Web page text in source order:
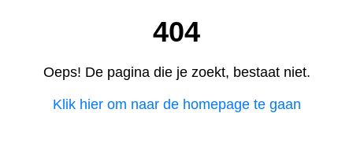
404
Oeps! De pagina die je zoekt, bestaat niet.
Klik hier om naar de homepage te gaan